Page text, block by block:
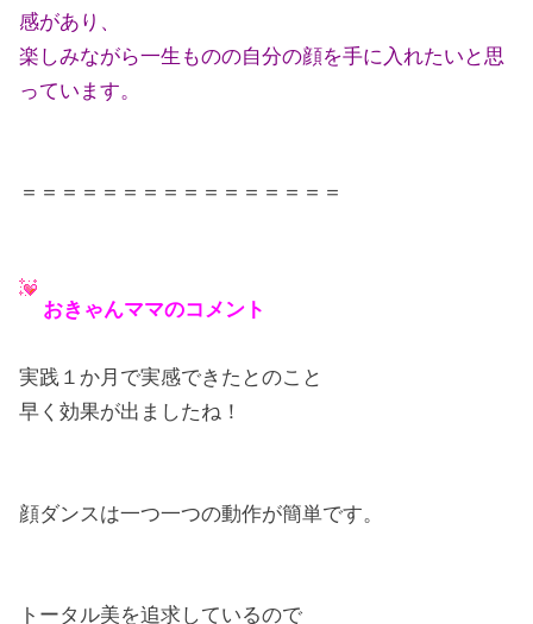
感があり、
楽しみながら一生ものの自分の顔を手に入れたいと思
っています。
＝＝＝＝＝＝＝＝＝＝＝＝＝＝＝＝
おきゃんママのコメント
実践１か月で実感できたとのこと
早く効果が出ましたね！
顔ダンスは一つ一つの動作が簡単です。
トータル美を追求しているので